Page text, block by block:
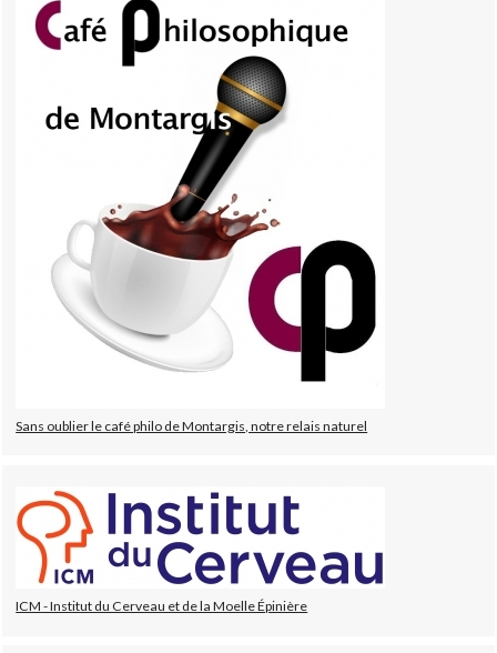
Sans oublier le café philo de Montargis, notre relais naturel
ICM - Institut du Cerveau et de la Moelle Épinière